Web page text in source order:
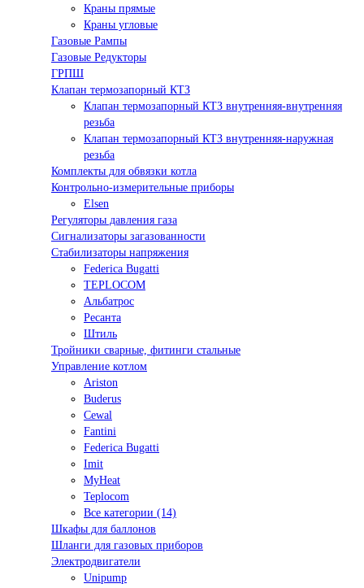
Краны прямые
Краны угловые
Газовые Рампы
Газовые Редукторы
ГРПШ
Клапан термозапорный КТЗ
Клапан термозапорный КТЗ внутренняя-внутренняя
резьба
Клапан термозапорный КТЗ внутренняя-наружная
резьба
Комплекты для обвязки котла
Контрольно-измерительные приборы
Elsen
Регуляторы давления газа
Сигнализаторы загазованности
Стабилизаторы напряжения
Federica Bugatti
TEPLOCOM
Альбатрос
Ресанта
Штиль
Тройники сварные, фитинги стальные
Управление котлом
Ariston
Buderus
Cewal
Fantini
Federica Bugatti
Imit
MyHeat
Teplocom
Все категории (14)
Шкафы для баллонов
Шланги для газовых приборов
Электродвигатели
Unipump